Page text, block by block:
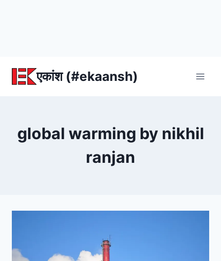
एकांश (#ekaansh)
global warming by nikhil
ranjan